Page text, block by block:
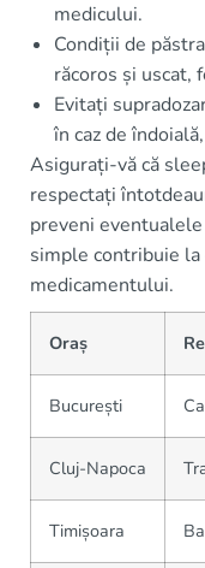
medicului.
Condiții de
răcoros și uscat,
Evitați
în caz de
Asigurați-vă că
respectați
preveni
simple contribuie
medicamentului.
Oraș
București
Cluj-Napoca
Timișoara